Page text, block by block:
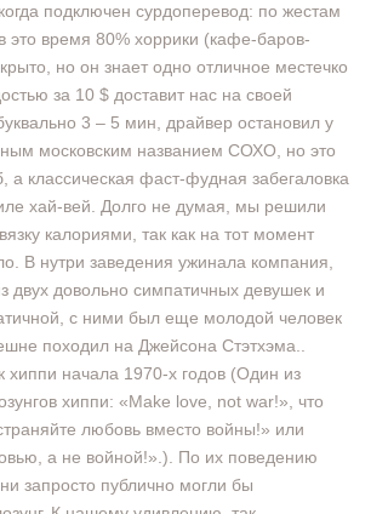
подключен сурдоперевод: по жестам
это время 80% хоррики (кафе-баров-
но он знает одно отличное местечко
за 10 $ доставит нас на своей
3 – 5 мин, драйвер остановил у
московским названием СОХО, но это
а классическая фаст-фудная забегаловка
хай-вей. Долго не думая, мы решили
калориями, так как на тот момент
В нутри заведения ужинала компания,
двух довольно симпатичных девушек и
с ними был еще молодой человек
походил на Джейсона Стэтхэма..
хиппи начала 1970-х годов (Один из
хиппи: «Make love, not war!», что
любовь вместо войны!» или
а не войной!».). По их поведению
запросто публично могли бы